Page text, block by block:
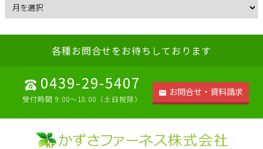
各種お問合せをお待ちしております
0439-29-5407
受付時間 9:00～18:00（土日祝除）
お問合せ・資料請求